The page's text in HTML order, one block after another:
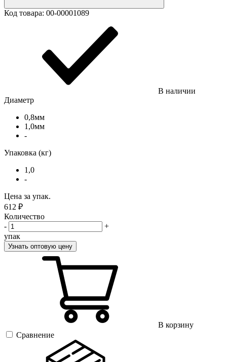
Код товара: 00-00001089
В наличии
Диаметр
0,8мм
1,0мм
-
Упаковка (кг)
1,0
-
Цена за упак.
612 ₽
Количество
-
+
упак
Узнать оптовую цену
В корзину
Сравнение